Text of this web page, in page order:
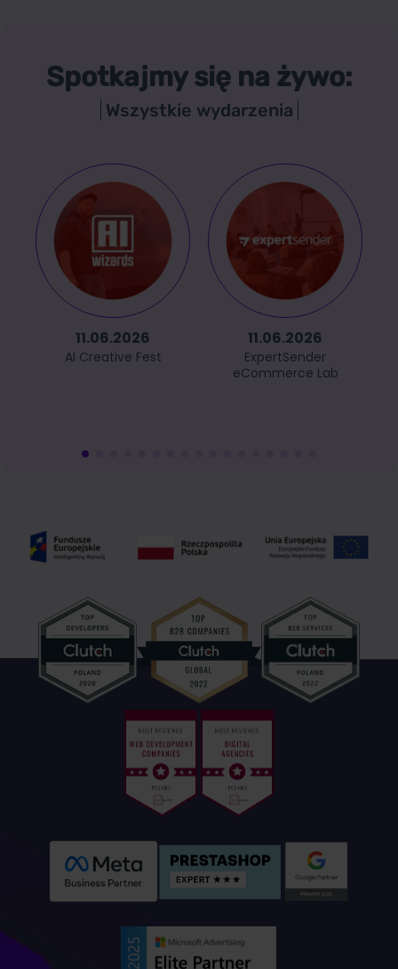
Spotkajmy się na żywo:
Wszystkie wydarzenia
11.06.2026
AI Creative Fest
11.06.2026
ExpertSender
eCommerce Lab